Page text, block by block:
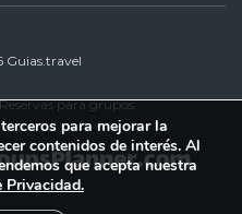
para grupos:
para mejorar la
contenidos de interés. Al
que acepta nuestra
Privacidad.